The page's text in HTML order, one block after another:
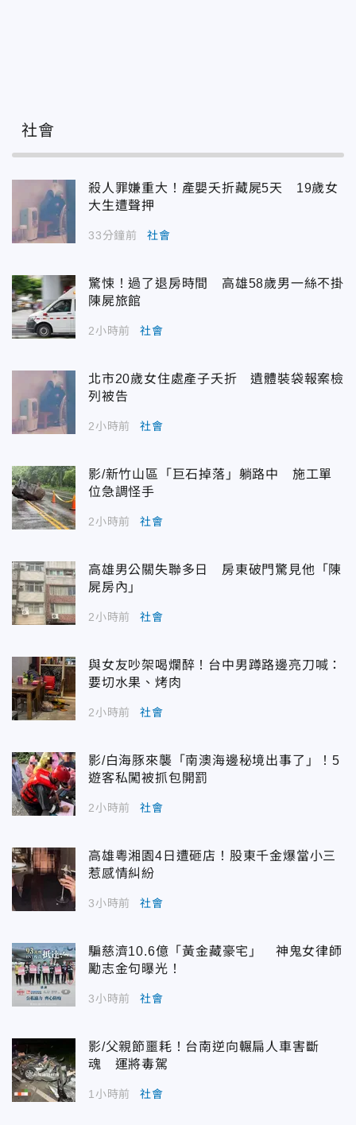
社會
殺人罪嫌重大！產嬰夭折藏屍5天 19歲女
大生遭聲押
33分鐘前 社會
驚悚！過了退房時間 高雄58歲男一絲不掛
陳屍旅館
2小時前 社會
北市20歲女住處產子夭折 遺體裝袋報案檢
列被告
2小時前 社會
影/新竹山區「巨石掉落」躺路中 施工單
位急調怪手
2小時前 社會
高雄男公關失聯多日 房東破門驚見他「陳
屍房內」
2小時前 社會
與女友吵架喝爛醉！台中男蹲路邊亮刀喊：
要切水果、烤肉
2小時前 社會
影/白海豚來襲「南澳海邊秘境出事了」！5
遊客私闖被抓包開罰
2小時前 社會
高雄粵湘園4日遭砸店！股東千金爆當小三
惹感情糾紛
3小時前 社會
騙慈濟10.6億「黃金藏豪宅」 神鬼女律師
勵志金句曝光！
3小時前 社會
影/父親節噩耗！台南逆向輾扁人車害斷
魂 運將毒駕
1小時前 社會